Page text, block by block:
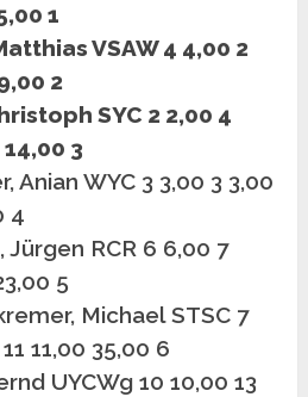
1
VSAW 4 4,00 2
2
SYC 2 2,00 4
3
Anian WYC 3 3,00 3 3,00
4
Jürgen RCR 6 6,00 7
5
Michael STSC 7
11,00 35,00 6
UYCWg 10 10,00 13